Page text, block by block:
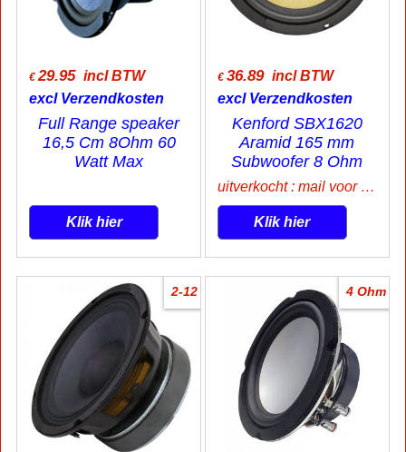
€ 29.95 incl BTW
excl Verzendkosten
Full Range speaker
16,5 Cm 8Ohm 60
Watt Max
Klik hier
€ 36.89 incl BTW
excl Verzendkosten
Kenford SBX1620
Aramid 165 mm
Subwoofer 8 Ohm
uitverkocht : mail voor info
Klik hier
2-12 4 Ohm